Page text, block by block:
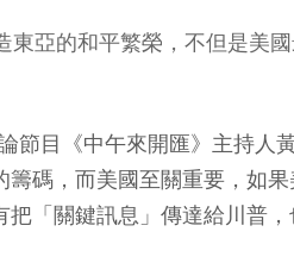
亞的和平繁榮，不但是美
節目《中午來開匯》主持
碼，而美國至關重要，如
「關鍵訊息」傳達給川普，